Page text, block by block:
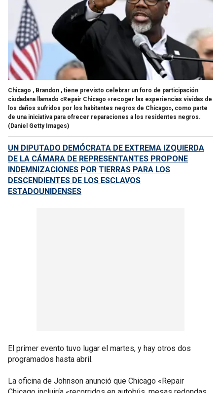
Chicago , Brandon , tiene previsto celebrar un foro de participación
ciudadana llamado «Repair Chicago «recoger las experiencias vividas de
los daños sufridos por los habitantes negros de Chicago», como parte
de una iniciativa para ofrecer reparaciones a los residentes negros.
(Daniel Getty Images)
UN DIPUTADO DEMÓCRATA DE EXTREMA IZQUIERDA
DE LA CÁMARA DE REPRESENTANTES PROPONE
INDEMNIZACIONES POR TIERRAS PARA LOS
DESCENDIENTES DE LOS ESCLAVOS
ESTADOUNIDENSES
El primer evento tuvo lugar el martes, y hay otros dos
programados hasta abril.
La oficina de Johnson anunció que Chicago «Repair